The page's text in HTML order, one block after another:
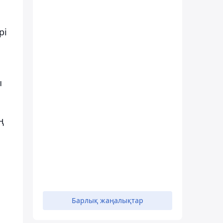
Барлық жаңалықтар